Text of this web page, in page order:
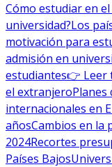
Cómo estudiar en
universidad?Los
motivación para
admisión en
estudiantes👉 Leer
el extranjero
internacionales en
añosCambios en la
2024Recortes
Países Bajos